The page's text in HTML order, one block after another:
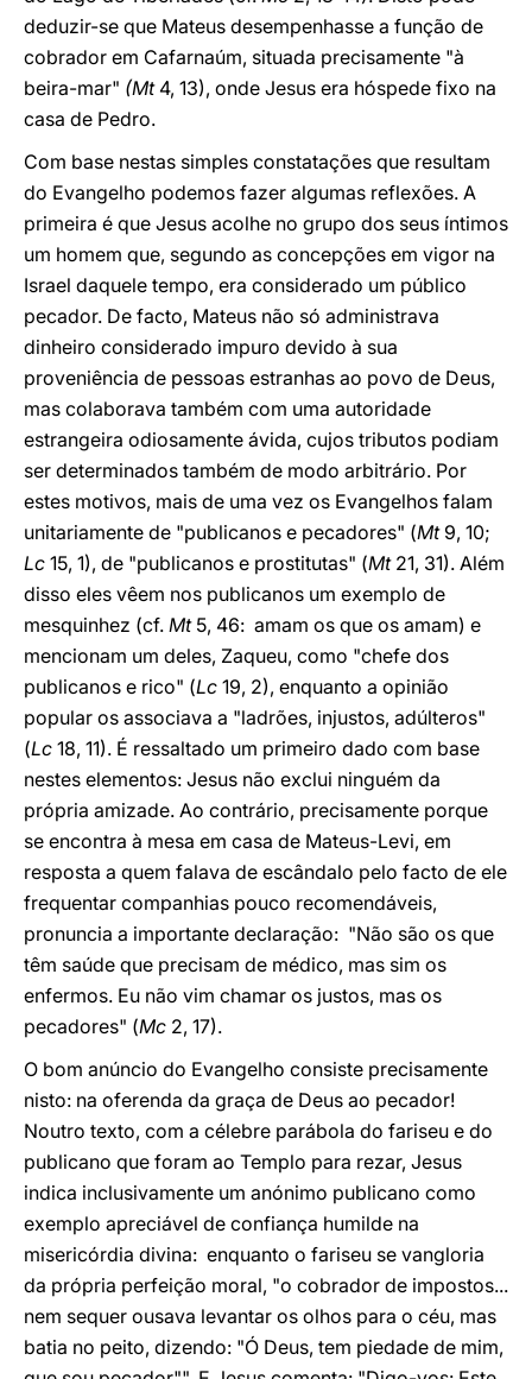
deduzir-se que Mateus desempenhasse a função de
cobrador em Cafarnaúm, situada precisamente "à
beira-mar" (Mt4, 13), onde Jesus era hóspede fixo na
casa de Pedro.
Com base nestas simples constatações que resultam
do Evangelho podemos fazer algumas reflexões. A
primeira é que Jesus acolhe no grupo dos seus íntimos
um homem que, segundo as concepções em vigor na
Israel daquele tempo, era considerado um público
pecador. De facto, Mateus não só administrava
dinheiro considerado impuro devido à sua
proveniência de pessoas estranhas ao povo de Deus,
mas colaborava também com uma autoridade
estrangeira odiosamente ávida, cujos tributos podiam
ser determinados também de modo arbitrário. Por
estes motivos, mais de uma vez os Evangelhos falam
unitariamente de "publicanos e pecadores" (Mt9, 10;
Lc 15, 1), de "publicanos e prostitutas" (Mt21, 31). Além
disso eles vêem nos publicanos um exemplo de
mesquinhez (cf. Mt5, 46: amam os que os amam) e
mencionam um deles, Zaqueu, como "chefe dos
publicanos e rico" (Lc 19, 2), enquanto a opinião
popular os associava a "ladrões, injustos, adúlteros"
(Lc 18, 11). É ressaltado um primeiro dado com base
nestes elementos: Jesus não exclui ninguém da
própria amizade. Ao contrário, precisamente porque
se encontra à mesa em casa de Mateus-Levi, em
resposta a quem falava de escândalo pelo facto de ele
frequentar companhias pouco recomendáveis,
pronuncia a importante declaração: "Não são os que
têm saúde que precisam de médico, mas sim os
enfermos. Eu não vim chamar os justos, mas os
pecadores" (Mc 2, 17).
O bom anúncio do Evangelho consiste precisamente
nisto: na oferenda da graça de Deus ao pecador!
Noutro texto, com a célebre parábola do fariseu e do
publicano que foram ao Templo para rezar, Jesus
indica inclusivamente um anónimo publicano como
exemplo apreciável de confiança humilde na
misericórdia divina: enquanto o fariseu se vangloria
da própria perfeição moral, "o cobrador de impostos...
nem sequer ousava levantar os olhos para o céu, mas
batia no peito, dizendo: "Ó Deus, tem piedade de mim,